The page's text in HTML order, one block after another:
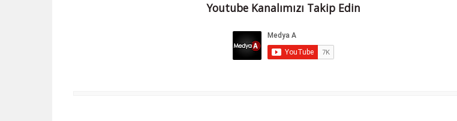
Youtube Kanalımızı Takip Edin